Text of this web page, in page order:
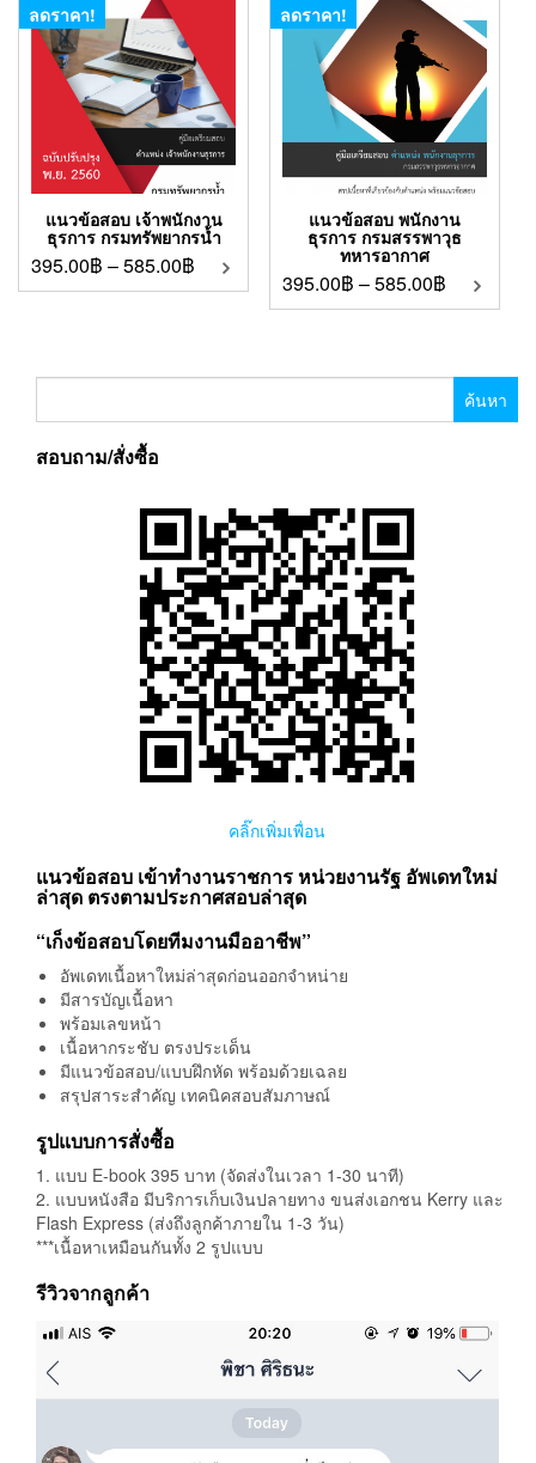
ลดราคา!
แนวข้อสอบ เจ้าพนักงาน
ธุรการ กรมทรัพยากรน้ำ
395.00฿ –585.00฿
ลดราคา!
แนวข้อสอบ พนักงาน
ธุรการ กรมสรรพาวุธ
ทหารอากาศ
395.00฿ –585.00฿
สอบถาม/สั่งซื้อ
คลิ๊กเพิ่มเพื่อน
แนวข้อสอบ เข้าทำงานราชการ หน่วยงานรัฐ อัพเดทใหม่
ล่าสุด ตรงตามประกาศสอบล่าสุด
“เก็งข้อสอบโดยทีมงานมืออาชีพ”
อัพเดทเนื้อหาใหม่ล่าสุดก่อนออกจำหน่าย
มีสารบัญเนื้อหา
พร้อมเลขหน้า
เนื้อหากระชับ ตรงประเด็น
มีแนวข้อสอบ/แบบฝึกหัด พร้อมด้วยเฉลย
สรุปสาระสำคัญ เทคนิคสอบสัมภาษณ์
รูปแบบการสั่งซื้อ
1. แบบ E-book 395 บาท (จัดส่งในเวลา 1-30 นาที)
2. แบบหนังสือ มีบริการเก็บเงินปลายทาง ขนส่งเอกชน Kerry และ
Flash Express (ส่งถึงลูกค้าภายใน 1-3 วัน)
***เนื้อหาเหมือนกันทั้ง 2 รูปแบบ
รีวิวจากลูกค้า